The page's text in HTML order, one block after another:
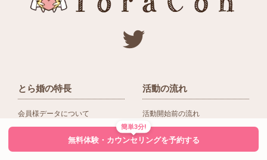
とら婚の特長
会員様データについて
活動の流れ
活動開始前の流れ
入会後の活動の流れ
簡単3分!
無料体験・カウンセリングを予約する